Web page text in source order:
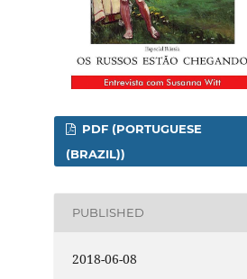
PDF (PORTUGUESE
(BRAZIL))
PUBLISHED
2018-06-08